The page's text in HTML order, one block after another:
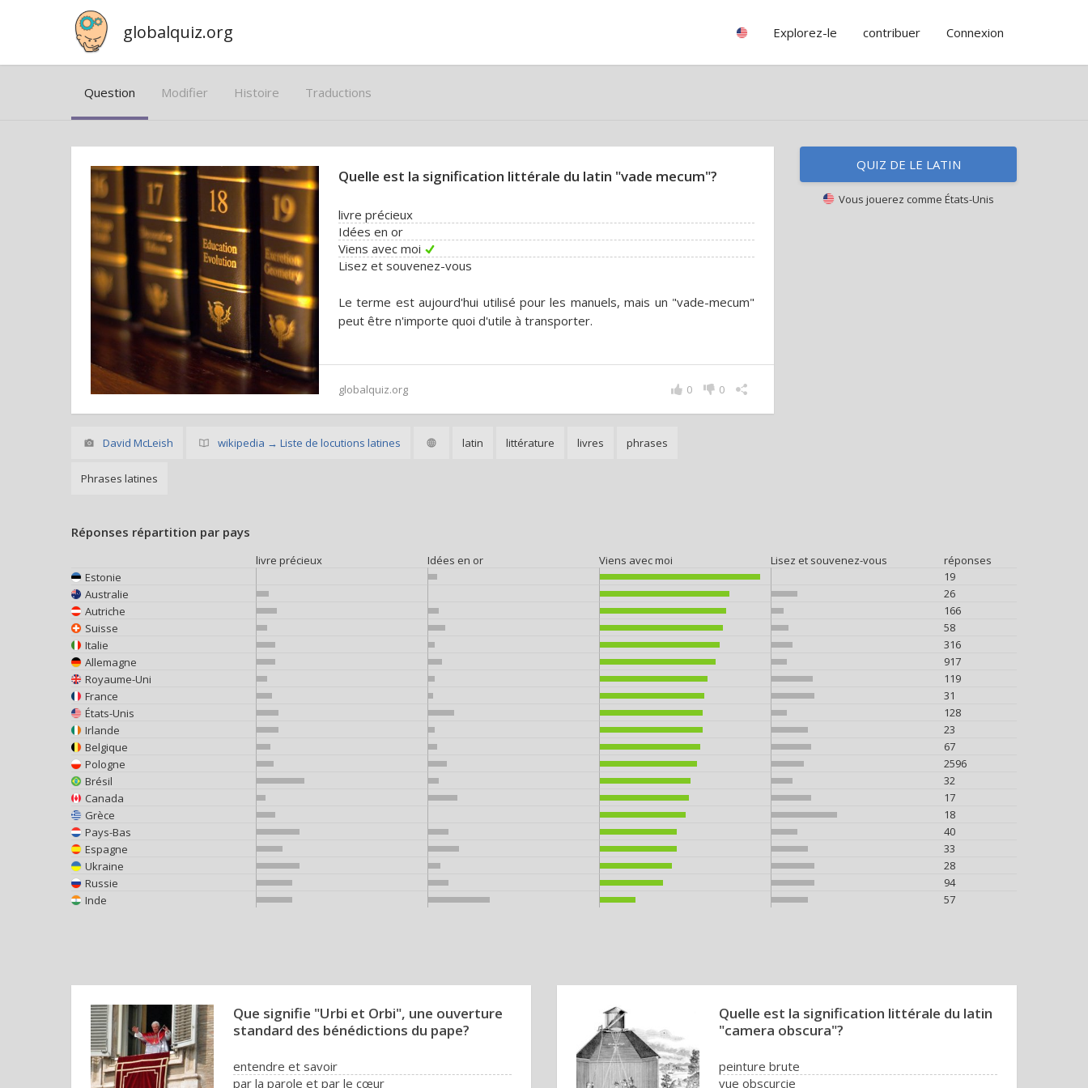
globalquiz.org Explorez-le contribuer Connexion
Question Modifier Histoire Traductions
Quelle est la signification littérale du latin "vade mecum"?
livre précieux
Idées en or
Viens avec moi
Lisez et souvenez-vous
Le terme est aujourd'hui utilisé pour les manuels, mais un "vade-mecum"
peut être n'importe quoi d'utile à transporter.
globalquiz.org 0
0
David McLeish wikipedia → Liste de locutions latines latin littérature livres phrases
Phrases latines
QUIZ DE LE LATIN
Vous jouerez comme États-Unis
Réponses répartition par pays
livre précieux Idées en or Viens avec moi Lisez et souvenez-vous
réponses
Estonie
19
Australie
26
Autriche
166
Suisse
58
Italie
316
Allemagne
917
Royaume-Uni
119
France
31
États-Unis
128
Irlande
23
Belgique
67
Pologne
2596
Brésil
32
Canada
17
Grèce
18
Pays-Bas
40
Espagne
33
Ukraine
28
Russie
94
Inde
57
Que signifie "Urbi et Orbi", une ouverture
standard des bénédictions du pape?
entendre et savoir
par la parole et par le cœur
Quelle est la signification littérale du latin
"camera obscura"?
peinture brute
vue obscurcie